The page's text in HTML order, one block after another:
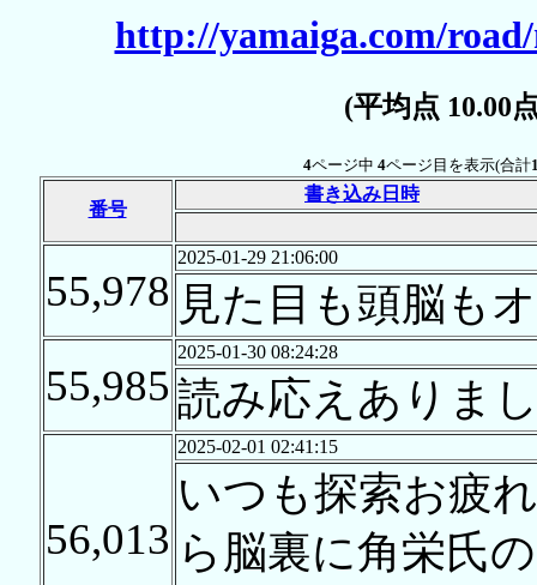
http://yamaiga.com/
(平均点
4ページ中 4ページ目を表示(合計
番号
書き込み日時
55,978
2025-01-29 21:06:00
見た目も頭脳も
55,985
2025-01-30 08:24:28
読み応えありま
56,013
2025-02-01 02:41:15
いつも探索お疲
ら脳裏に角栄氏